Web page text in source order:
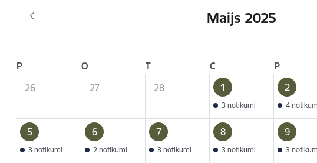
Maijs 2025
P O T C P
26
27 28 1
3 notikumi
2
4
5
3 notikumi
6
2 notikumi
7
3 notikumi
8
3 notikumi
9
3